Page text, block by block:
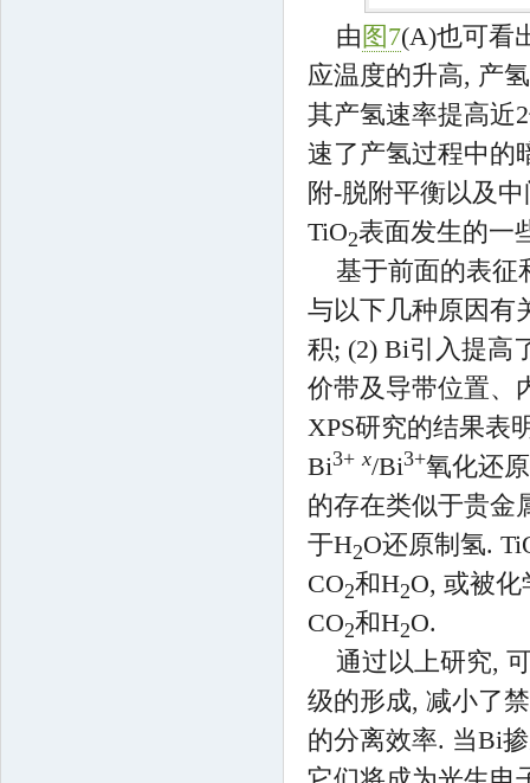
由 图7(A)也可看
应温度的升高, 产
其产氢速率提高近
速了产氢过程中的
附-脱附平衡以及
TiO2表面发生的一
基于前面的表征
与以下几种原因有
积; (2) Bi引入提高
价带及导带位置、
XPS研究的结果表
Bi3+ x/Bi3+氧化还
的存在类似于贵金
于H2O还原制氢.
CO2和H2O, 或被
CO2和H2O.
通过以上研究,
级的形成, 减小了
的分离效率. 当Bi